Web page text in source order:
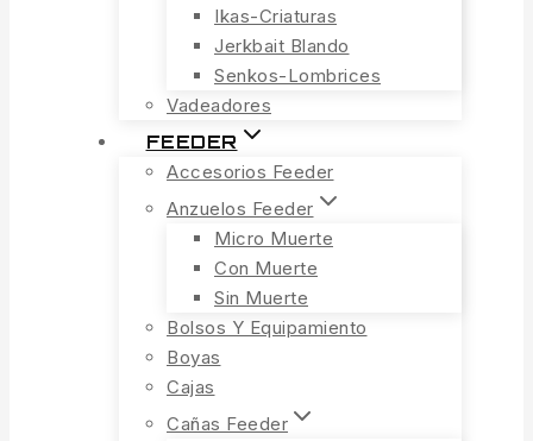
Ikas-Criaturas
Jerkbait Blando
Senkos-Lombrices
Vadeadores
FEEDER
Accesorios Feeder
Anzuelos Feeder
Micro Muerte
Con Muerte
Sin Muerte
Bolsos Y Equipamiento
Boyas
Cajas
Cañas Feeder